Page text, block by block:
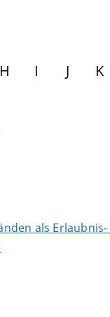
H I J K
als